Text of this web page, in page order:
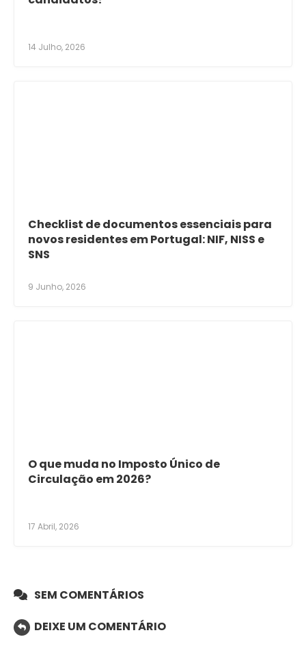
14 Julho, 2026
Checklist de documentos essenciais para
novos residentes em Portugal: NIF, NISS e
SNS
9 Junho, 2026
O que muda no Imposto Único de
Circulação em 2026?
17 Abril, 2026
SEM COMENTÁRIOS
DEIXE UM COMENTÁRIO